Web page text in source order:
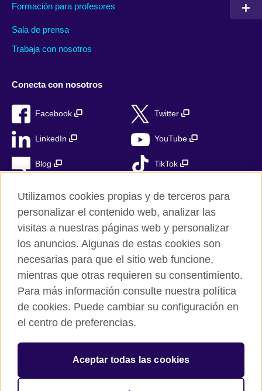
Formación para profesores
Sala de prensa
Trabaja con nosotros
Conecta con nosotros
Facebook Twitter
LinkedIn YouTube
Blog TikTok
British Council Global
Privacidad
Aviso Legal
Cookies
Mapa del sitio
© 2026 British Council
relations and educational opportunities. A registered charity in
the UK: 209131 (England and Wales) SC037733
(Scotland). Registered in Spain as “Delegación en España de la
Utilizamos cookies propias y de terceros para
personalizar el contenido web, analizar las
visitas a nuestras páginas web y personalizar
los anuncios. Algunas de estas cookies son
necesarias para que el sitio web funcione,
mientras que otras requieren su consentimiento.
Para más información consulte nuestra política
de cookies. Puede cambiar su configuración en
el centro de preferencias.
Aceptar todas las cookies